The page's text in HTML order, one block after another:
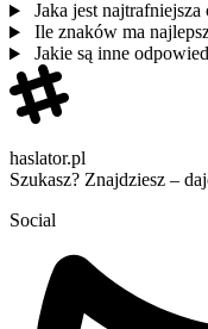
Jaka jest najtrafniejsza
Ile znaków ma
Jakie są inne
haslator.pl
Szukasz? Znajdziesz –
Social